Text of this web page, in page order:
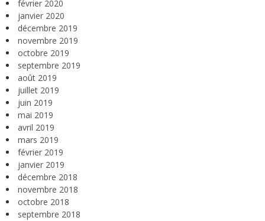
février 2020
janvier 2020
décembre 2019
novembre 2019
octobre 2019
septembre 2019
août 2019
juillet 2019
juin 2019
mai 2019
avril 2019
mars 2019
février 2019
janvier 2019
décembre 2018
novembre 2018
octobre 2018
septembre 2018